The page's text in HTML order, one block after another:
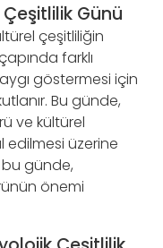
Günü
çeşitliliğin
farklı
göstermesi için
Bu günde,
ve kültürel
edilmesi üzerine
bu günde,
önemi